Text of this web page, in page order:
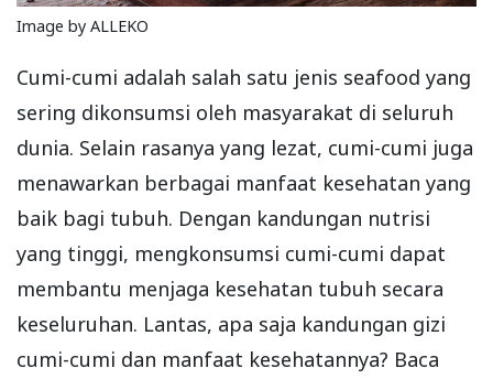
Image by ALLEKO
Cumi-cumi adalah salah satu jenis seafood yang
sering dikonsumsi oleh masyarakat di seluruh
dunia. Selain rasanya yang lezat, cumi-cumi juga
menawarkan berbagai manfaat kesehatan yang
baik bagi tubuh. Dengan kandungan nutrisi
yang tinggi, mengkonsumsi cumi-cumi dapat
membantu menjaga kesehatan tubuh secara
keseluruhan. Lantas, apa saja kandungan gizi
cumi-cumi dan manfaat kesehatannya? Baca